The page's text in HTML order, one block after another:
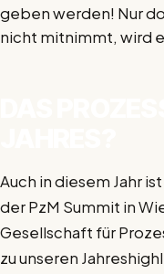
geben werden! Nur
nicht mitnimmt, wird
Auch in diesem Jahr
der PzM Summit in
Gesellschaft für
zu unseren